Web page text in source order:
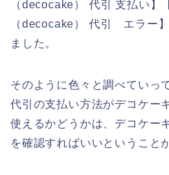
（decocake） 代引 支払い】
（decocake） 代引 エラー
ました。
そのように色々と調べていっ
代引の支払い方法がデコケー
使えるかどうかは、デコケー
を確認すればいいということ